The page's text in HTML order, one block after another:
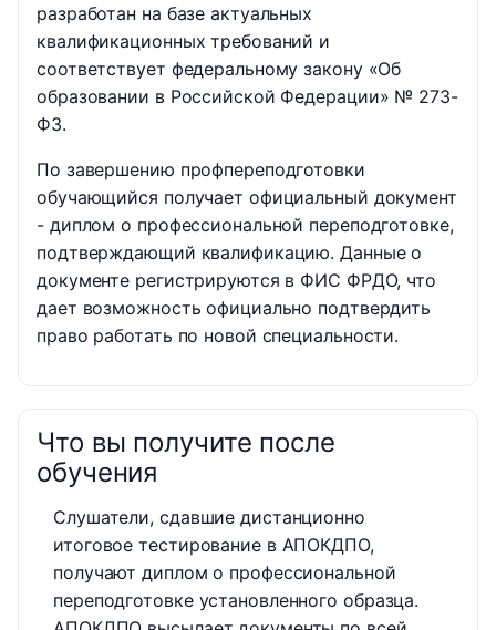
разработан на базе актуальных
квалификационных требований и
соответствует федеральному закону «Об
образовании в Российской Федерации» № 273-
ФЗ.
По завершению профпереподготовки
обучающийся получает официальный документ
- диплом о профессиональной переподготовке,
подтверждающий квалификацию. Данные о
документе регистрируются в ФИС ФРДО, что
дает возможность официально подтвердить
право работать по новой специальности.
Что вы получите после
обучения
Слушатели, сдавшие дистанционно
итоговое тестирование в АПОКДПО,
получают диплом о профессиональной
переподготовке установленного образца.